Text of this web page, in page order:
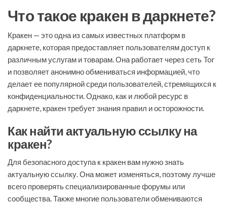
Что такое кракен в даркнете?
Кракен — это одна из самых известных платформ в
даркнете, которая предоставляет пользователям доступ к
различным услугам и товарам. Она работает через сеть Tor
и позволяет анонимно обмениваться информацией, что
делает ее популярной среди пользователей, стремящихся к
конфиденциальности. Однако, как и любой ресурс в
даркнете, кракен требует знания правил и осторожности.
Как найти актуальную ссылку на
кракен?
Для безопасного доступа к кракен вам нужно знать
актуальную ссылку. Она может изменяться, поэтому лучше
всего проверять специализированные форумы или
сообщества. Также многие пользователи обмениваются